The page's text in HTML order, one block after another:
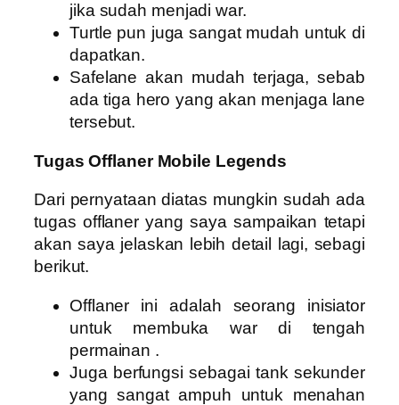
jika sudah menjadi war.
Turtle pun juga sangat mudah untuk di
dapatkan.
Safelane akan mudah terjaga, sebab
ada tiga hero yang akan menjaga lane
tersebut.
Tugas Offlaner Mobile Legends
Dari pernyataan diatas mungkin sudah ada
tugas offlaner yang saya sampaikan tetapi
akan saya jelaskan lebih detail lagi, sebagi
berikut.
Offlaner ini adalah seorang inisiator
untuk membuka war di tengah
permainan .
Juga berfungsi sebagai tank sekunder
yang sangat ampuh untuk menahan